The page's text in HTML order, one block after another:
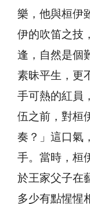
樂，他與桓伊
伊的吹笛之技
逢，自然是個
素昧平生，更
手可熱的紅員
伍之前，對桓
奏？」這口氣
手。當時，桓
於王家父子在
多少有點惺惺